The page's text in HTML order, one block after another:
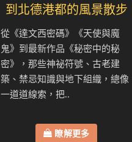
到北德港都的風景散步
從《達文西密碼》《天使與魔
鬼》到最新作品《秘密中的秘
密》，那些神祕符號、古老建
築、禁忌知識與地下組織，總像
一道道線索，把..
瞭解更多